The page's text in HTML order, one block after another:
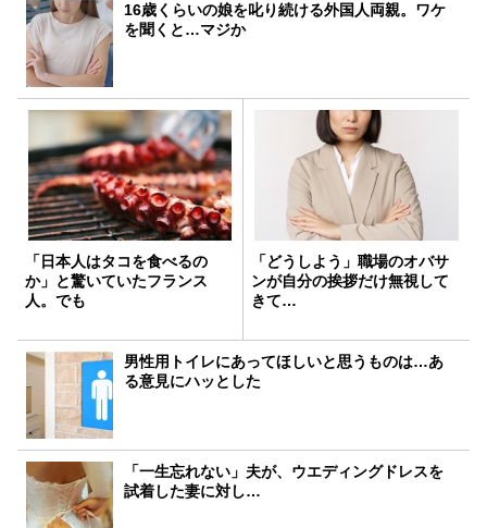
16歳くらいの娘を叱り続ける外国人両親。ワケ
を聞くと…マジか
「日本人はタコを食べるの
か」と驚いていたフランス
人。でも
「どうしよう」職場のオバサ
ンが自分の挨拶だけ無視して
きて…
男性用トイレにあってほしいと思うものは…あ
る意見にハッとした
「一生忘れない」夫が、ウエディングドレスを
試着した妻に対し…